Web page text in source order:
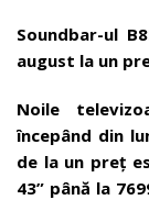
Soundbar-ul
august la un
Noile
începând din
de la un preț
43” până la